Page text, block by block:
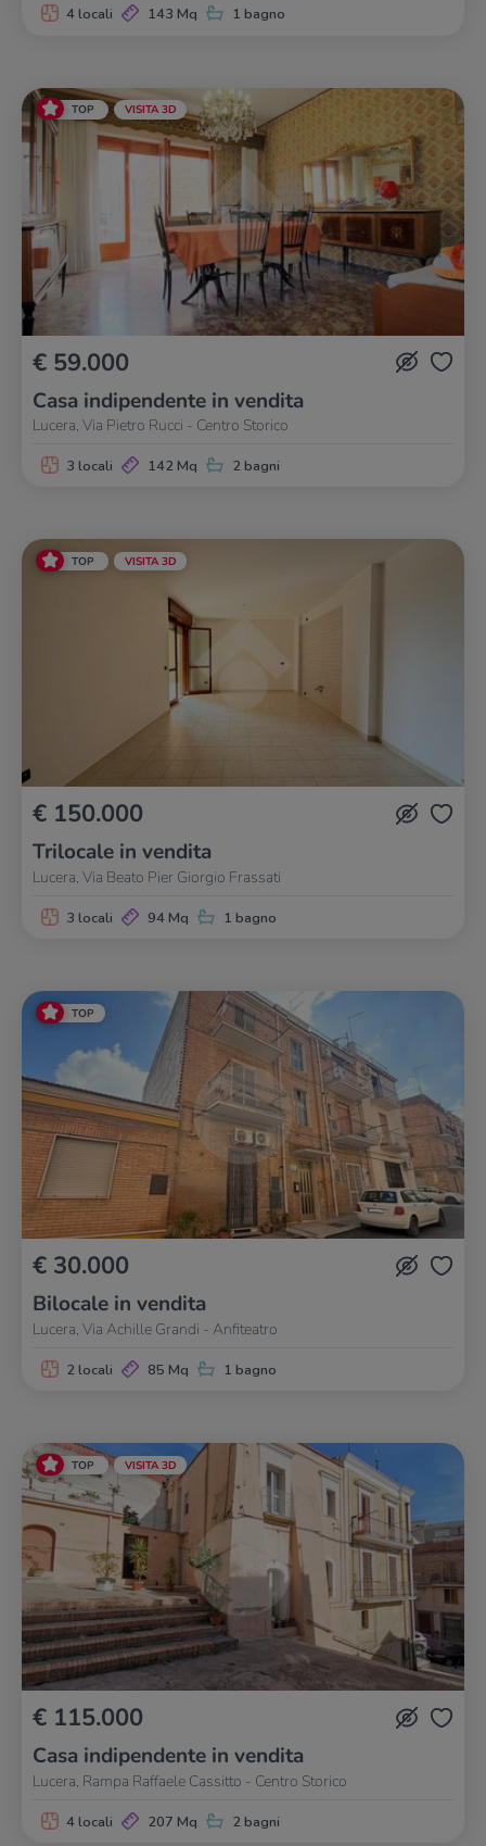
4 locali 143 Mq 1 bagno
TOP VISITA 3D
€ 59.000
Casa indipendente in vendita
Lucera, Via Pietro Rucci - Centro Storico
3 locali 142 Mq 2 bagni
TOP VISITA 3D
€ 150.000
Trilocale in vendita
Lucera, Via Beato Pier Giorgio Frassati
3 locali 94 Mq 1 bagno
TOP
€ 30.000
Bilocale in vendita
Lucera, Via Achille Grandi - Anfiteatro
2 locali 85 Mq 1 bagno
TOP VISITA 3D
€ 115.000
Casa indipendente in vendita
Lucera, Rampa Raffaele Cassitto - Centro Storico
4 locali 207 Mq 2 bagni